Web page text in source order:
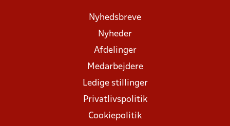
Nyhedsbreve
Nyheder
Afdelinger
Medarbejdere
Ledige stillinger
Privatlivspolitik
Cookiepolitik